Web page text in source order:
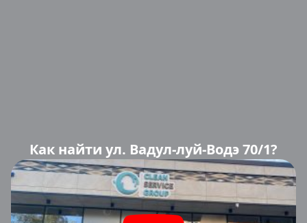
Как найти ул. Вадул-луй-Водэ 70/1?